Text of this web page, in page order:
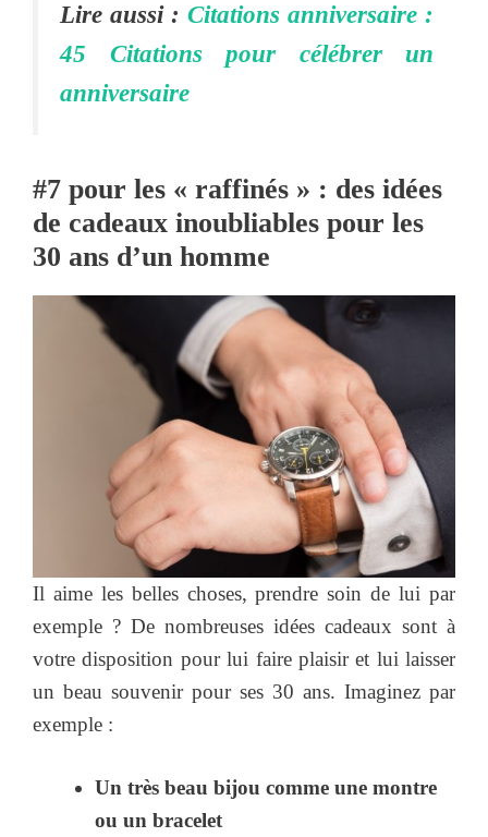
Lire aussi : Citations anniversaire :
45 Citations pour célébrer un
anniversaire
#7 pour les « raffinés » : des idées
de cadeaux inoubliables pour les
30 ans d’un homme
Il aime les belles choses, prendre soin de lui par
exemple ? De nombreuses idées cadeaux sont à
votre disposition pour lui faire plaisir et lui laisser
un beau souvenir pour ses 30 ans. Imaginez par
exemple :
Un très beau bijou comme une montre
ou un bracelet